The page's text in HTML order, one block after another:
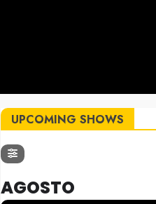
UPCOMING SHOWS
AGOSTO